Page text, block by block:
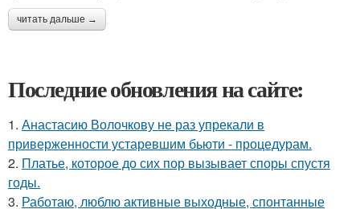
читать дальше →
Последние обновления на сайте:
1. Анастасию Волочкову не раз упрекали в
приверженности устаревшим бьюти - процедурам.
2. Платье, которое до сих пор вызывает споры спустя
годы.
3. Работаю, люблю активные выходные, спонтанные